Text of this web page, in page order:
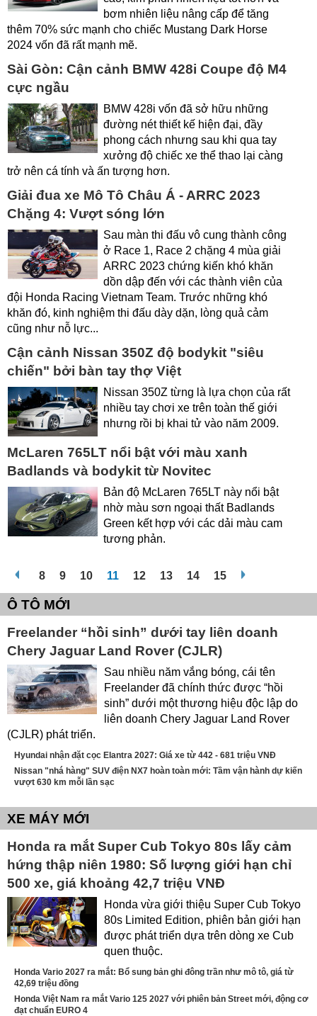
bơm nhiên liệu nâng cấp để tăng
thêm 70% sức mạnh cho chiếc Mustang Dark Horse
2024 vốn đã rất mạnh mẽ.
Sài Gòn: Cận cảnh BMW 428i Coupe độ M4
cực ngầu
BMW 428i vốn đã sở hữu những
đường nét thiết kế hiện đại, đầy
phong cách nhưng sau khi qua tay
xưởng độ chiếc xe thể thao lại càng
trở nên cá tính và ấn tượng hơn.
Giải đua xe Mô Tô Châu Á - ARRC 2023
Chặng 4: Vượt sóng lớn
Sau màn thi đấu vô cung thành công
ở Race 1, Race 2 chặng 4 mùa giải
ARRC 2023 chứng kiến khó khăn
dồn dập đến với các thành viên của
đội Honda Racing Vietnam Team. Trước những khó
khăn đó, kinh nghiệm thi đấu dày dặn, lòng quả cảm
cũng như nỗ lực...
Cận cảnh Nissan 350Z độ bodykit "siêu
chiến" bởi bàn tay thợ Việt
Nissan 350Z từng là lựa chọn của rất
nhiều tay chơi xe trên toàn thế giới
nhưng rồi bị khai tử vào năm 2009.
McLaren 765LT nổi bật với màu xanh
Badlands và bodykit từ Novitec
Bản độ McLaren 765LT này nổi bật
nhờ màu sơn ngoại thất Badlands
Green kết hợp với các dải màu cam
tương phản.
8 9 10 11 12 13 14 15
Ô TÔ MỚI
Freelander “hồi sinh” dưới tay liên doanh
Chery Jaguar Land Rover (CJLR)
Sau nhiều năm vắng bóng, cái tên
Freelander đã chính thức được “hồi
sinh” dưới một thương hiệu độc lập do
liên doanh Chery Jaguar Land Rover
(CJLR) phát triển.
Hyundai nhận đặt cọc Elantra 2027: Giá xe từ 442 - 681 triệu VNĐ
Nissan "nhá hàng" SUV điện NX7 hoàn toàn mới: Tầm vận hành dự kiến
vượt 630 km mỗi lần sạc
XE MÁY MỚI
Honda ra mắt Super Cub Tokyo 80s lấy cảm
hứng thập niên 1980: Số lượng giới hạn chỉ
500 xe, giá khoảng 42,7 triệu VNĐ
Honda vừa giới thiệu Super Cub Tokyo
80s Limited Edition, phiên bản giới hạn
được phát triển dựa trên dòng xe Cub
quen thuộc.
Honda Vario 2027 ra mắt: Bổ sung bản ghi đông trần như mô tô, giá từ
42,69 triệu đồng
Honda Việt Nam ra mắt Vario 125 2027 với phiên bản Street mới, động cơ
đạt chuẩn EURO 4